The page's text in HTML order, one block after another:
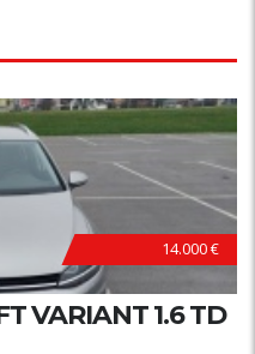
14.000 €
VARIANT 1.6 TD